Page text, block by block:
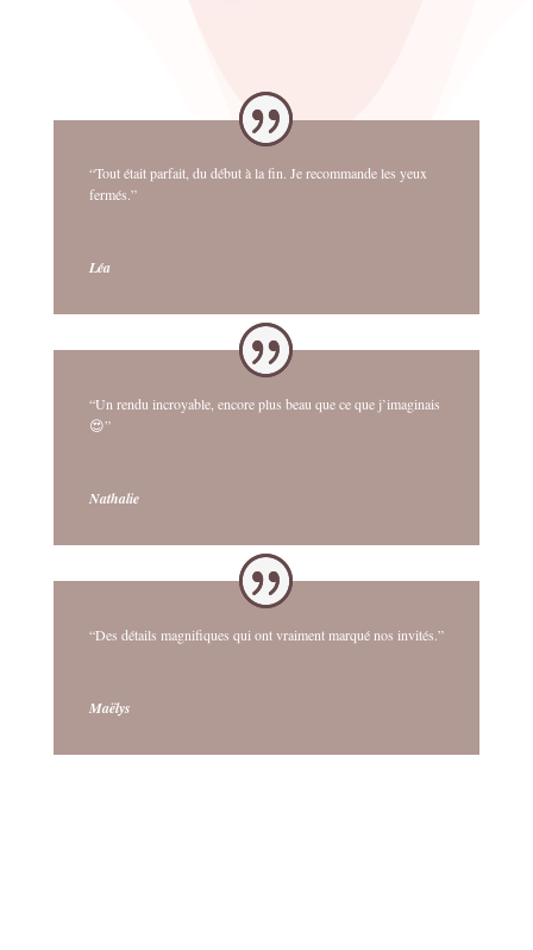
“Tout était parfait, du début à la fin. Je recommande les yeux
fermés.”
Léa
“Un rendu incroyable, encore plus beau que ce que j’imaginais
😍”
Nathalie
“Des détails magnifiques qui ont vraiment marqué nos invités.”
Maëlys